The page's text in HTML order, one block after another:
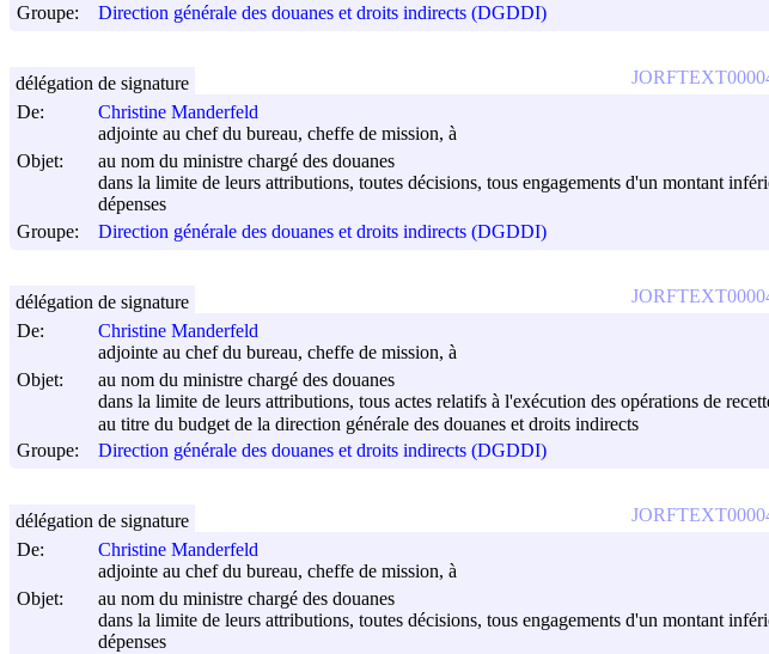
Groupe:
Direction générale des douanes et droits indirects (DGDDI)
De:
Christine Manderfeld
adjointe au chef du bureau, cheffe de mission, à
Objet:
au nom du ministre chargé des douanes
dans la limite de leurs attributions, toutes décisions, tous engagements d'un montant
dépenses
Groupe:
Direction générale des douanes et droits indirects (DGDDI)
délégation de signature
De:
Christine Manderfeld
adjointe au chef du bureau, cheffe de mission, à
Objet:
au nom du ministre chargé des douanes
dans la limite de leurs attributions, tous actes relatifs à l'exécution des opérations de
au titre du budget de la direction générale des douanes et droits indirects
Groupe:
Direction générale des douanes et droits indirects (DGDDI)
délégation de signature
De:
Christine Manderfeld
adjointe au chef du bureau, cheffe de mission, à
Objet:
au nom du ministre chargé des douanes
dans la limite de leurs attributions, toutes décisions, tous engagements d'un montant
dépenses
délégation de signature